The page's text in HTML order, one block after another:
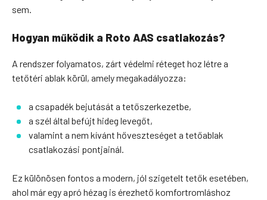
sem.
Hogyan működik a Roto AAS csatlakozás?
A rendszer folyamatos, zárt védelmi réteget hoz létre a
tetőtéri ablak körül, amely megakadályozza:
a csapadék bejutását a tetőszerkezetbe,
a szél által befújt hideg levegőt,
valamint a nem kívánt hőveszteséget a tetőablak
csatlakozási pontjainál.
Ez különösen fontos a modern, jól szigetelt tetők esetében,
ahol már egy apró hézag is érezhető komfortromláshoz